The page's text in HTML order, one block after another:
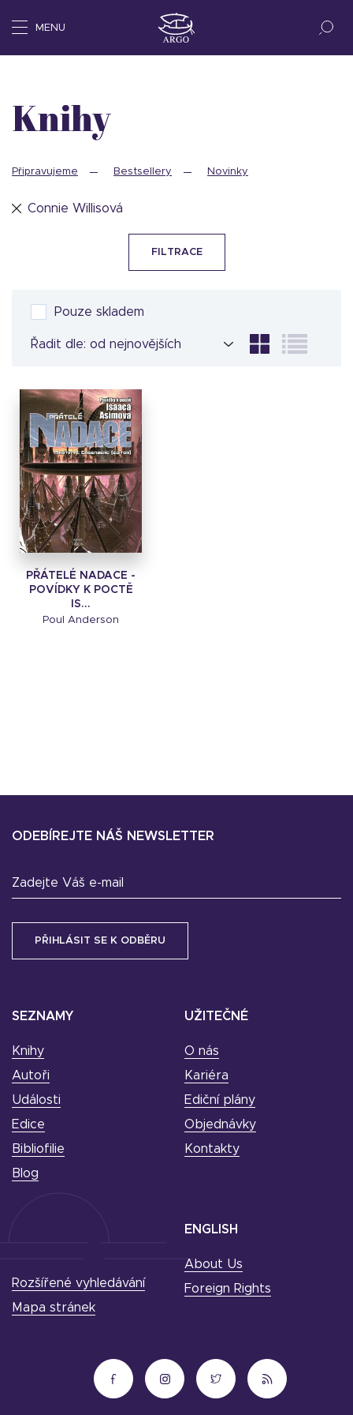
MENU
Knihy
Připravujeme Bestsellery Novinky
Connie Willisová
FILTRACE
Pouze skladem
Řadit dle:
PŘÁTELÉ NADACE -
POVÍDKY K POCTĚ
IS...
Poul Anderson
SEZNAMY
Knihy
Autoři
Události
Edice
Bibliofilie
Blog
UŽITEČNÉ
O nás
Kariéra
Ediční plány
Objednávky
Kontakty
ODEBÍREJTE NÁŠ NEWSLETTER
Zadejte Váš e-mail
ENGLISH
About Us
Foreign Rights
Rozšířené vyhledávání
Mapa stránek